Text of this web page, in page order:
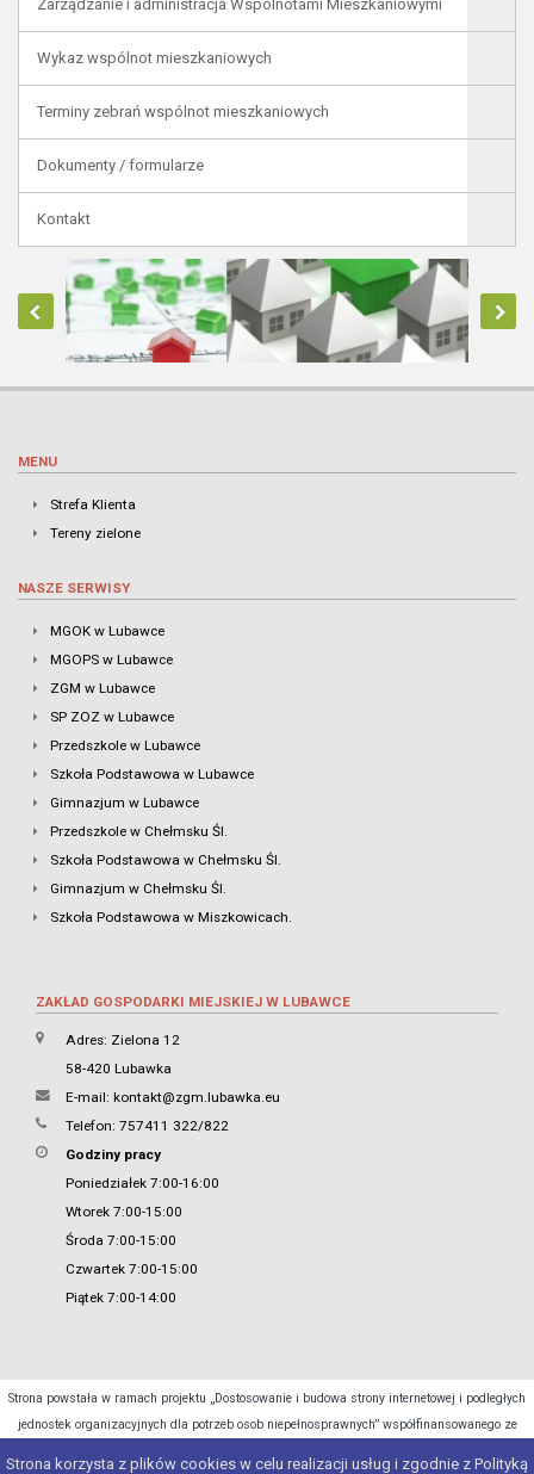
Strona korzysta z plików cookies w celu realizacji usług i zgodnie z Polityką
Zarządzanie i administracja Wspólnotami Mieszkaniowymi
Wykaz wspólnot mieszkaniowych
Terminy zebrań wspólnot mieszkaniowych
Dokumenty / formularze
Kontakt
MENU
Strefa Klienta
Tereny zielone
NASZE SERWISY
MGOK w Lubawce
MGOPS w Lubawce
ZGM w Lubawce
SP ZOZ w Lubawce
Przedszkole w Lubawce
Szkoła Podstawowa w Lubawce
Gimnazjum w Lubawce
Przedszkole w Chełmsku Śl.
Szkoła Podstawowa w Chełmsku Śl.
Gimnazjum w Chełmsku Śl.
Szkoła Podstawowa w Miszkowicach.
ZAKŁAD GOSPODARKI MIEJSKIEJ W LUBAWCE
Adres: Zielona 12
58-420 Lubawka
E-mail: kontakt@zgm.lubawka.eu
Telefon: 757411 322/822
Godziny pracy
Poniedziałek 7:00-16:00
Wtorek 7:00-15:00
Środa 7:00-15:00
Czwartek 7:00-15:00
Piątek 7:00-14:00
Strona powstała w ramach projektu „Dostosowanie i budowa strony internetowej i podległych
jednostek organizacyjnych dla potrzeb osob niepełnosprawnych” współfinansowanego ze